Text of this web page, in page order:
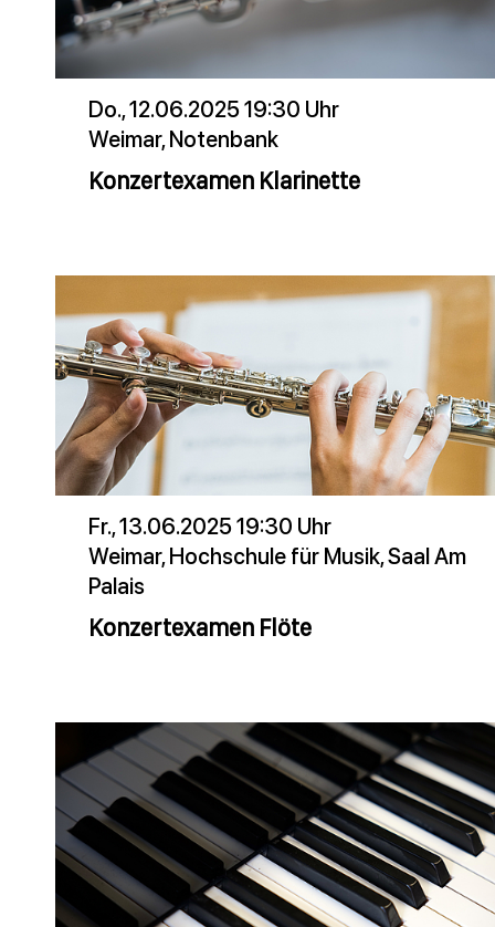
Do., 12.06.2025 19:30 Uhr
Weimar, Notenbank
Konzertexamen Klarinette
Fr., 13.06.2025 19:30 Uhr
Weimar, Hochschule für Musik, Saal Am
Palais
Konzertexamen Flöte